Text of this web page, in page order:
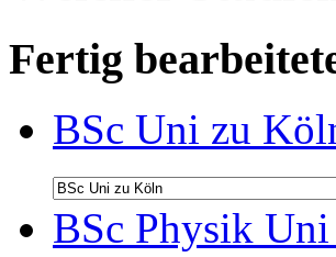
Fertig
BSc Uni zu
BSc Physik